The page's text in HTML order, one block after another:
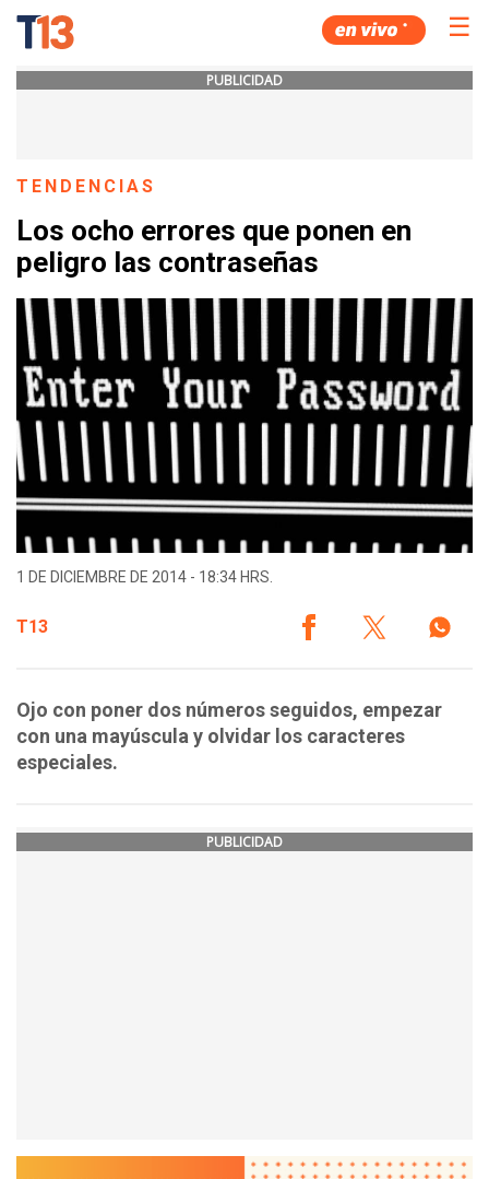
☰
PUBLICIDAD
TENDENCIAS
Los ocho errores que ponen en
peligro las contraseñas
1 DE DICIEMBRE DE 2014 - 18:34 HRS.
T13
Ojo con poner dos números seguidos, empezar
con una mayúscula y olvidar los caracteres
especiales.
PUBLICIDAD